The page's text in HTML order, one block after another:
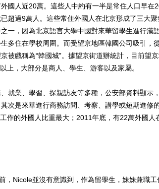
人近20萬。這些人中約有一半是常住人口早在
超過9萬人。這些常住外國人在北京形成了三大
一，因為北京語言大學中國對來華留學生進行漢
多住在學校周圍。而受望京地區韓國公司吸引，
被戲稱為“韓國城”。據望京街道辦統計，目前望
上，大部分是商人、學生、游客以及家屬。
業、學習、探親訪友等多種，公安部資料顯示
次是來華進行商務訪問、考察、講學或短期進修
作的外國人比重最大；2011年底，有22萬外國人
Nicole並沒有意識到，作為留學生，妹妹兼職工